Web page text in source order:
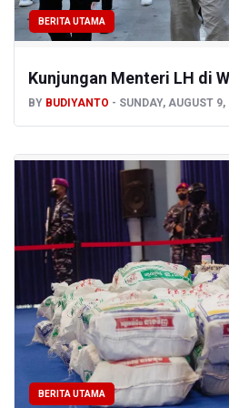
BERITA UTAMA
Kunjungan Menteri LH di
BY BUDIYANTO SUNDAY, AUGUST
BERITA UTAMA